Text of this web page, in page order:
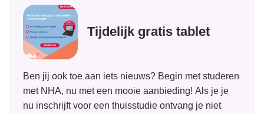
Tijdelijk gratis tablet
Ben jij ook toe aan iets nieuws? Begin met studeren
met NHA, nu met een mooie aanbieding! Als je je
nu inschrijft voor een thuisstudie ontvang je niet